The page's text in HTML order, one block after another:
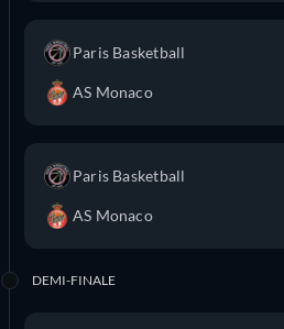
Paris Basketball
AS Monaco
Paris Basketball
AS Monaco
DEMI-FINALE